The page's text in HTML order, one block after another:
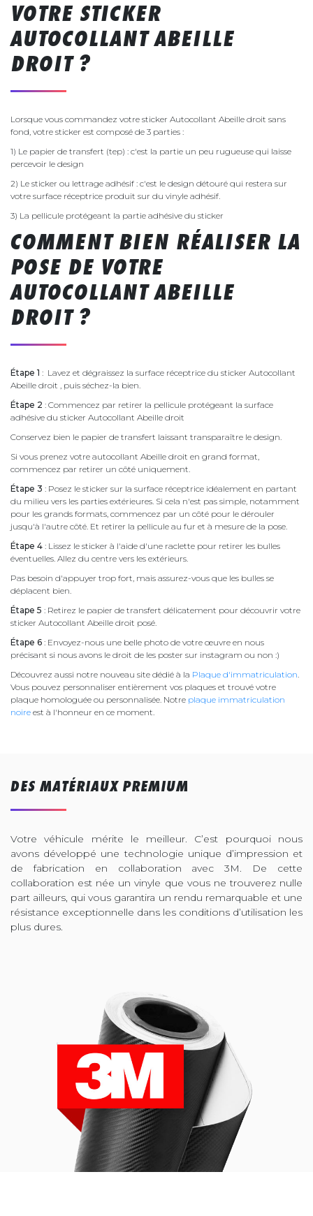
VOTRE STICKER
AUTOCOLLANT ABEILLE
DROIT ?
Lorsque vous commandez votre sticker Autocollant Abeille droit sans
fond, votre sticker est composé de 3 parties :
1) Le papier de transfert (tep) : c'est la partie un peu rugueuse qui laisse
percevoir le design
2) Le sticker ou lettrage adhésif : c'est le design détouré qui restera sur
votre surface réceptrice produit sur du vinyle adhésif.
3) La pellicule protégeant la partie adhésive du sticker
COMMENT BIEN RÉALISER LA
POSE DE VOTRE
AUTOCOLLANT ABEILLE
DROIT ?
Étape 1 : Lavez et dégraissez la surface réceptrice du sticker Autocollant
Abeille droit , puis séchez-la bien.
Étape 2 : Commencez par retirer la pellicule protégeant la surface
adhésive du sticker Autocollant Abeille droit
Conservez bien le papier de transfert laissant transparaître le design.
Si vous prenez votre autocollant Abeille droit en grand format,
commencez par retirer un côté uniquement.
Étape 3 : Posez le sticker sur la surface réceptrice idéalement en partant
du milieu vers les parties extérieures. Si cela n'est pas simple, notamment
pour les grands formats, commencez par un côté pour le dérouler
jusqu'à l'autre côté. Et retirer la pellicule au fur et à mesure de la pose.
Étape 4 : Lissez le sticker à l'aide d'une raclette pour retirer les bulles
éventuelles. Allez du centre vers les extérieurs.
Pas besoin d'appuyer trop fort, mais assurez-vous que les bulles se
déplacent bien.
Étape 5 : Retirez le papier de transfert délicatement pour découvrir votre
sticker Autocollant Abeille droit posé.
Étape 6 : Envoyez-nous une belle photo de votre œuvre en nous
précisant si nous avons le droit de les poster sur instagram ou non :)
Découvrez aussi notre nouveau site dédié à la Plaque d'immatriculation
Vous pouvez personnaliser entièrement vos plaques et trouvé votre
plaque homologuée ou personnalisée. Notre plaque immatriculation
noire est à l'honneur en ce moment.
DES MATÉRIAUX PREMIUM
Votre véhicule mérite le meilleur. C’est pourquoi nous
avons développé une technologie unique d’impression et
de fabrication en collaboration avec 3M. De cette
collaboration est née un vinyle que vous ne trouverez nulle
part ailleurs, qui vous garantira un rendu remarquable et une
résistance exceptionnelle dans les conditions d’utilisation les
plus dures.